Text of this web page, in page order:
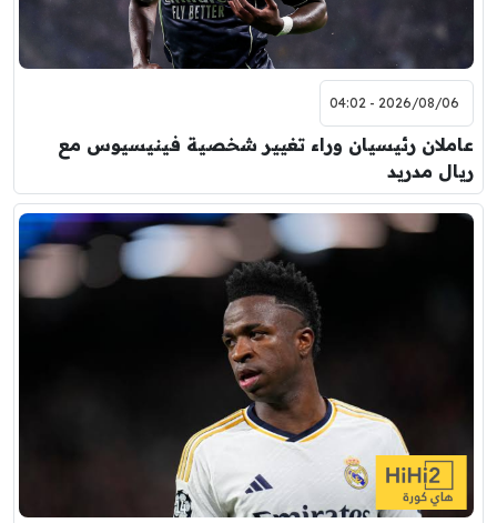
2026/08/06 - 04:02
عاملان رئيسيان وراء تغيير شخصية فينيسيوس مع
ريال مدريد